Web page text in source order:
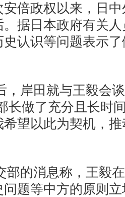
倍政权以来，日
据日本政府有关
认识等问题表示
岸田就与王毅会谈
长做了充分且长时
望以此为契机，
的消息称，王毅在
题等中方的原则